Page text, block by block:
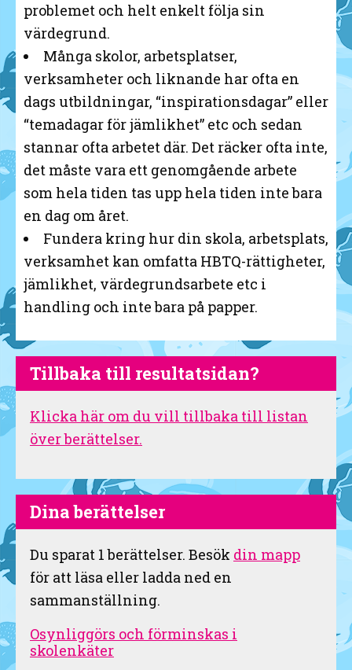
problemet och helt enkelt följa sin
värdegrund.
Många skolor, arbetsplatser,
verksamheter och liknande har ofta en
dags utbildningar, “inspirationsdagar” eller
“temadagar för jämlikhet” etc och sedan
stannar ofta arbetet där. Det räcker ofta inte,
det måste vara ett genomgående arbete
som hela tiden tas upp hela tiden inte bara
en dag om året.
Fundera kring hur din skola, arbetsplats,
verksamhet kan omfatta HBTQ-rättigheter,
jämlikhet, värdegrundsarbete etc i
handling och inte bara på papper.
Tillbaka till resultatsidan?
Klicka här om du vill tillbaka till listan
över berättelser.
Dina berättelser
Du sparat 1berättelser. Besök din mapp
för att läsa eller ladda ned en
sammanställning.
Osynliggörs och förminskas i
skolenkäter